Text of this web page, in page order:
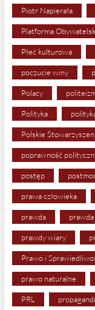
Piotr Napierała
Platforma
Płeć kulturowa
poczucie winy
Polacy
Polityka
Polskie
poprawność
postęp
prawa człowieka
prawda
prawdy wiary
Prawo i
prawo naturalne
PRL